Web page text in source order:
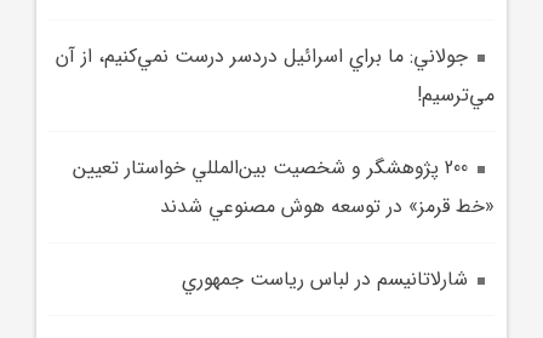
جولاني: ما براي اسرائيل دردسر درست نمي‌کنيم، از آن
مي‌ترسيم!
200 پژوهشگر و شخصيت بين‌المللي خواستار تعيين
«خط قرمز» در توسعه هوش مصنوعي شدند
شارلاتانيسم در لباس رياست‌ جمهوري